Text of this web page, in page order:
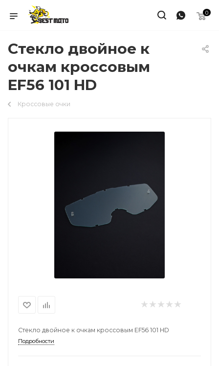
0
Стекло двойное к
очкам кроссовым
EF56 101 HD
Кроссовые очки
Стекло двойное к очкам кроссовым EF56 101 HD
Подробности